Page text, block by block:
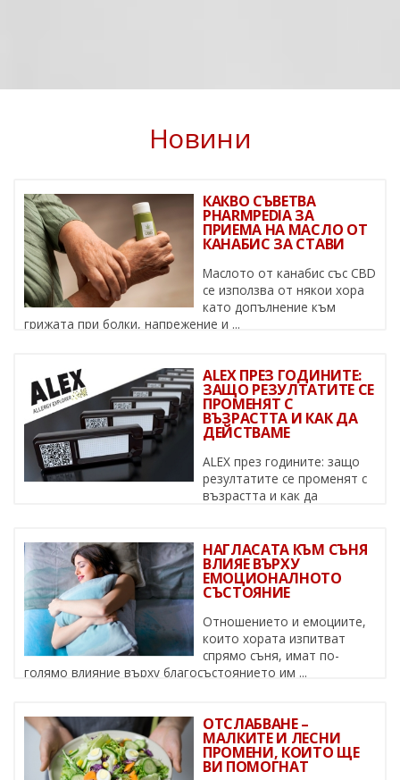
Новини
КАКВО СЪВЕТВА
PHARMPEDIA ЗА
ПРИЕМА НА МАСЛО ОТ
КАНАБИС ЗА СТАВИ
Маслото от канабис със CBD
се използва от някои хора
като допълнение към
грижата при болки, напрежение и ...
ALEX ПРЕЗ ГОДИНИТЕ:
ЗАЩО РЕЗУЛТАТИТЕ СЕ
ПРОМЕНЯТ С
ВЪЗРАСТТА И КАК ДА
ДЕЙСТВАМЕ
ALEX през годините: защо
резултатите се променят с
възрастта и как да
НАГЛАСАТА КЪМ СЪНЯ
ВЛИЯЕ ВЪРХУ
ЕМОЦИОНАЛНОТО
СЪСТОЯНИЕ
Отношението и емоциите,
които хората изпитват
спрямо съня, имат по-
голямо влияние върху благосъстоянието им ...
ОТСЛАБВАНЕ –
МАЛКИТЕ И ЛЕСНИ
ПРОМЕНИ, КОИТО ЩЕ
ВИ ПОМОГНАТ